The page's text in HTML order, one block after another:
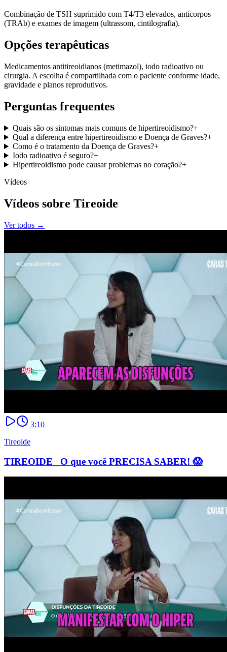
Combinação de TSH suprimido com T4/T3 elevados, anticorpos
(TRAb) e exames de imagem (ultrassom, cintilografia).
Opções terapêuticas
Medicamentos antitireoidianos (metimazol), iodo radioativo ou
cirurgia. A escolha é compartilhada com o paciente conforme idade,
gravidade e planos reprodutivos.
Perguntas frequentes
Quais são os sintomas mais comuns de hipertireoidismo?+
Qual a diferença entre hipertireoidismo e Doença de Graves?+
Como é o tratamento da Doença de Graves?+
Iodo radioativo é seguro?+
Hipertireoidismo pode causar problemas no coração?+
Vídeos
Vídeos sobre Tireoide
Ver todos →
3:10
Tireoide
TIREOIDE_ O que você PRECISA SABER! 😱